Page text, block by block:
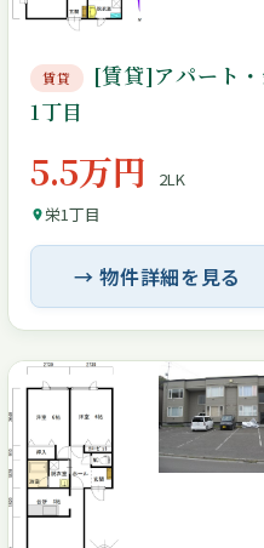
賃貸
[賃貸]アパート
1丁目
5.5万円
2LK
栄1丁目
→ 物件詳細を見る